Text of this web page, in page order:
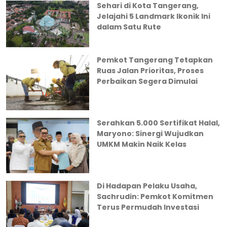
Sehari di Kota Tangerang,
Jelajahi 5 Landmark Ikonik Ini
dalam Satu Rute
Pemkot Tangerang Tetapkan
Ruas Jalan Prioritas, Proses
Perbaikan Segera Dimulai
Serahkan 5.000 Sertifikat Halal,
Maryono: Sinergi Wujudkan
UMKM Makin Naik Kelas
Di Hadapan Pelaku Usaha,
Sachrudin: Pemkot Komitmen
Terus Permudah Investasi